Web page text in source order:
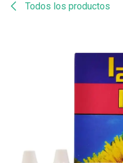
Todos los productos